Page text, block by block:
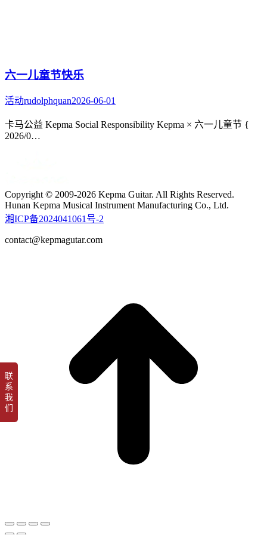
六一儿童节快乐
活动rudolphquan2026-06-01
卡马公益 Kepma Social Responsibility Kepma × 六一儿童节 {
2026/0…
Copyright © 2009-2026 Kepma Guitar. All Rights Reserved.
Hunan Kepma Musical Instrument Manufacturing Co., Ltd.
湘ICP备2024041061号-2
contact@kepmagutar.com
联
系
我
们